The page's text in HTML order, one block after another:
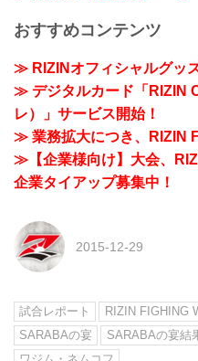
おすすめコンテンツ
≫ RIZINオフィシャルグッ
≫ デジタルカード「RIZIN
レ）」サービス開始！
≫ 業務拡大につき、RIZIN
≫【企業様向け】大会、
企業タイアップ募集中！
2015-12-29
試合レポート
RIZIN FIGHING
SARABAの宴
SARABAの宴結